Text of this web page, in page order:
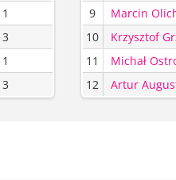
1
3
1
3
9
Marcin
10
Krzysztof
11
Michał
12
Artur